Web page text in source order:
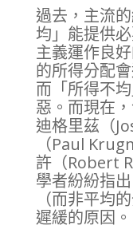
過去，主流
均」能提供
主義運作良
的所得分配
而「所得不
惡。而現在
迪格里茲（
（Paul
許（Robert
學者紛紛指
（而非平均
遲緩的原因。